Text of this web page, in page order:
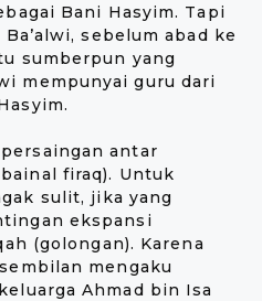
Bani Hasyim. Tapi
sebelum abad ke
sumberpun yang
mempunyai guru dari
antar
firaq). Untuk
sulit, jika yang
ekspansi
(golongan). Karena
mengaku
Ahmad bin Isa